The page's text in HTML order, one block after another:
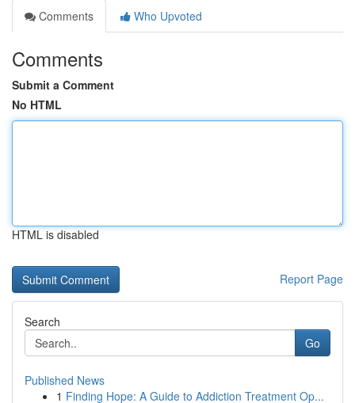
Comments
Who Upvoted
Comments
Submit a Comment
No HTML
HTML is disabled
Report Page
Search
Go
Published News
1 Finding Hope: A Guide to Addiction Treatment Op...